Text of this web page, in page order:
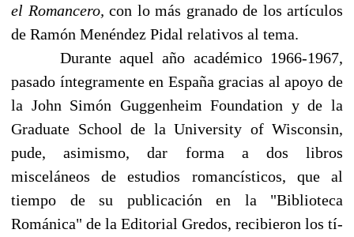
el Romancero, con lo más granado de los artículos
de Ramón Menéndez Pidal relativos al tema.
Durante aquel año académico 1966-1967,
pasado íntegramente en España gracias al apoyo de
la John Simón Guggenheim Foundation y de la
Graduate School de la University of Wisconsin,
pude, asimismo, dar forma a dos libros
misceláneos de estudios romancísticos, que al
tiempo de su publicación en la "Biblioteca
Románica" de la Editorial Gredos, recibieron los tí­